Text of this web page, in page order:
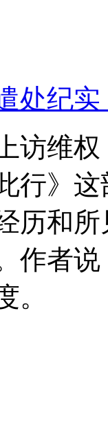
纪实
访维
行》
历和
作者
。